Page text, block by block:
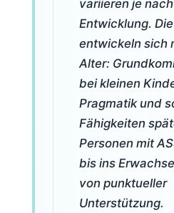
variieren je
Entwicklung.
entwickeln sich
Alter:
bei kleinen
Pragmatik und
Fähigkeiten
Personen mit
bis ins
von punktueller
Unterstützung.